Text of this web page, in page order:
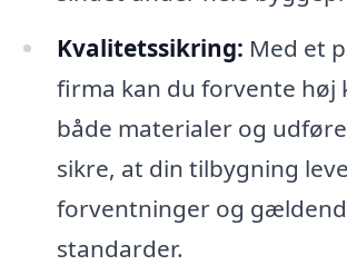
Kvalitetssikring: Med et
firma kan du forvente høj
både materialer og
sikre, at din tilbygning
forventninger og
standarder.